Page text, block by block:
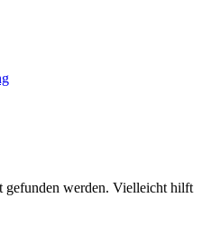
gefunden werden. Vielleicht hilft